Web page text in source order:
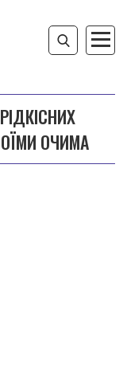
ОЧИМА